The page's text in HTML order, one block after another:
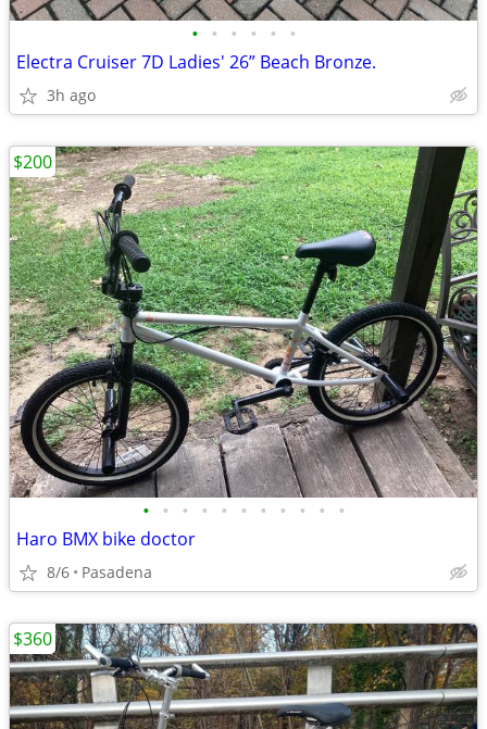
• • • • • •
Electra Cruiser 7D Ladies' 26” Beach Bronze.
3h ago
• • • • • • • • • • •
Haro BMX bike doctor
8/6 Pasadena
$200
$360